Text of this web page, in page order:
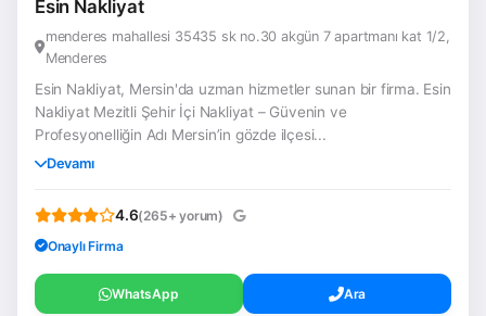
Esin Nakliyat
menderes mahallesi 35435 sk no.30 akgün 7 apartmanı kat 1/2,
Menderes
Esin Nakliyat, Mersin'da uzman hizmetler sunan bir firma. Esin
Nakliyat Mezitli Şehir İçi Nakliyat – Güvenin ve
Profesyonelliğin Adı Mersin’in gözde ilçesi...
Devamı
4.6(265+ yorum)
Onaylı Firma
WhatsApp Ara